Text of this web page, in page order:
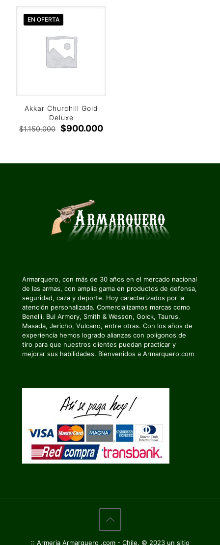
EN OFERTA
Akkar Churchill Gold
Deluxe
$1.150.000 El
$1.150.000.
$900.000El
$900.000.
Armarquero, con más de 30 años en el mercado nacional
de las armas, con amplia gama en productos de defensa,
seguridad, caza y deporte. Hoy caracterizados por la
atención personalizada. Comercializamos marcas como
Benelli, Bul Armory, Smith & Wesson, Golck, Taurus,
Masada, Jericho, Vulcano, entre otras. Con los años de
experiencia hemos logrado alianzas con polígonos de
tiro para que nuestros clientes puedan practicar y
mejorar sus habilidades. Bienvenidos a Armarquero.com
:: Armeria Armarquero .com - Chile. © 2023 un sitio